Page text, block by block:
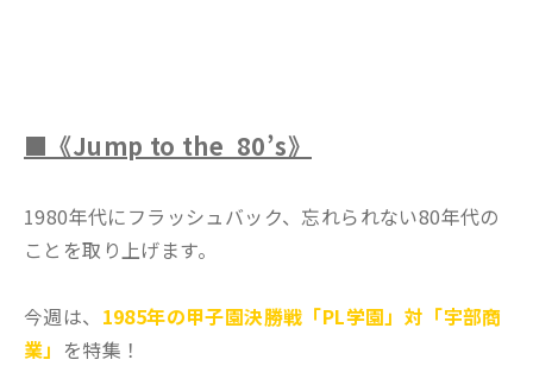
■《Jump to the 80’s》
1980年代にフラッシュバック、忘れられない80年代の
ことを取り上げます。
今週は、 1985年の甲子園決勝戦「PL学園」対「宇部商
業」 を特集！